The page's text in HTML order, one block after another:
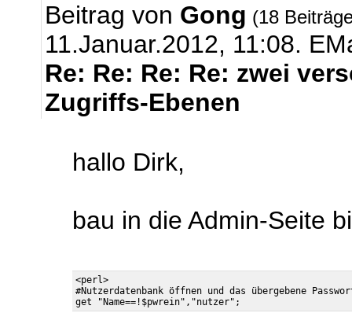
Beitrag von Gong (18
11.Januar.2012, 11:08.
Re: Re: Re: Re: zwei
Zugriffs-Ebenen
hallo Dirk,
bau in die Admin-Seite
<perl>
#Nutzerdatenbank öffnen und das übergebene